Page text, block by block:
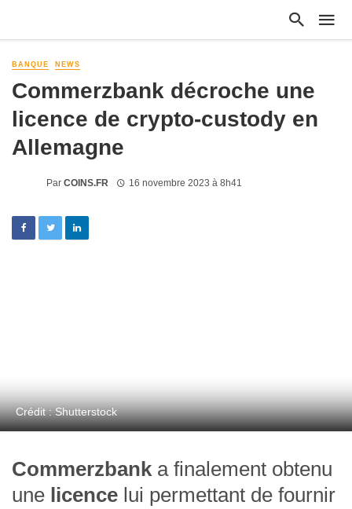
BANQUE NEWS
Commerzbank décroche une
licence de crypto-custody en
Allemagne
Par COINS.FR 16 novembre 2023 à 8h41
Crédit : Shutterstock
Commerzbank a finalement obtenu
une licence lui permettant de fournir